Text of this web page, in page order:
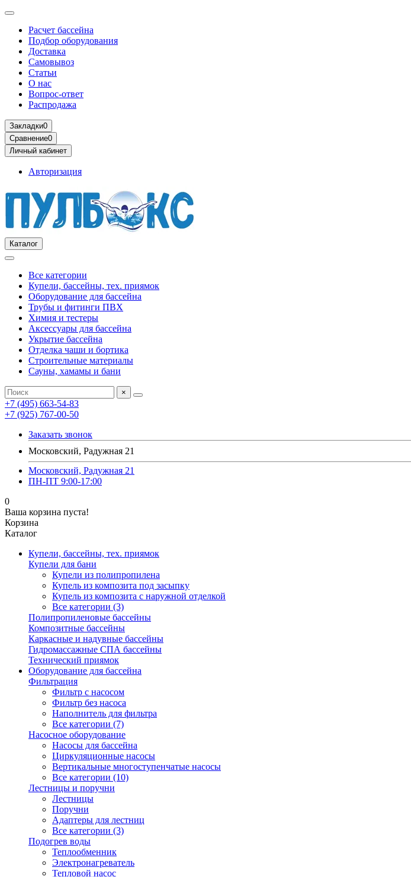
Расчет бассейна
Подбор оборудования
Доставка
Самовывоз
Статьи
О нас
Вопрос-ответ
Распродажа
Закладки0
Сравнение0
Личный кабинет
Авторизация
Каталог
Все категории
Купели, бассейны, тех. приямок
Оборудование для бассейна
Трубы и фитинги ПВХ
Химия и тестеры
Аксессуары для бассейна
Укрытие бассейна
Отделка чаши и бортика
Строительные материалы
Сауны, хамамы и бани
×
+7 (495) 663-54-83
+7 (925) 767-00-50
Заказать звонок
Московский, Радужная 21
Московский, Радужная 21
ПН-ПТ 9:00-17:00
0
Ваша корзина пуста!
Корзина
Каталог
Купели, бассейны, тех. приямок
Купели для бани
Купели из полипропилена
Купель из композита под засыпку
Купель из композита с наружной отделкой
Все категории (3)
Полипропиленовые бассейны
Композитные бассейны
Каркасные и надувные бассейны
Гидромассажные СПА бассейны
Технический приямок
Оборудование для бассейна
Фильтрация
Фильтр с насосом
Фильтр без насоса
Наполнитель для фильтра
Все категории (7)
Насосное оборудование
Насосы для бассейна
Циркуляционные насосы
Вертикальные многоступенчатые насосы
Все категории (10)
Лестницы и поручни
Лестницы
Поручни
Адаптеры для лестниц
Все категории (3)
Подогрев воды
Теплообменник
Электронагреватель
Тепловой насос